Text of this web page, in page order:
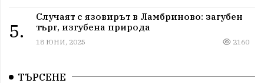
5.
Случаят с язовирът в Ламбриново: загубен
търг, изгубена природа
18 ЮНИ, 2025 2160
ТЪРСЕНЕ